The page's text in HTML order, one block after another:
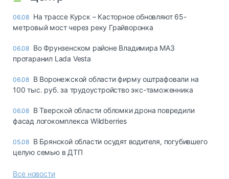
06.08 На трассе Курск – Касторное обновляют 65-
метровый мост через реку Грайворонка
06.08 Во Фрунзенском районе Владимира МАЗ
протаранил Lada Vesta
06.08 В Воронежской области фирму оштрафовали на
100 тыс. руб. за трудоустройство экс-таможенника
06.08 В Тверской области обломки дрона повредили
фасад логокомплекса Wildberries
05.08 В Брянской области осудят водителя, погубившего
целую семью в ДТП
Все новости